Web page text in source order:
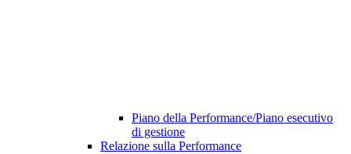
Piano della Performance/Piano esecutivo
di gestione
Relazione sulla Performance